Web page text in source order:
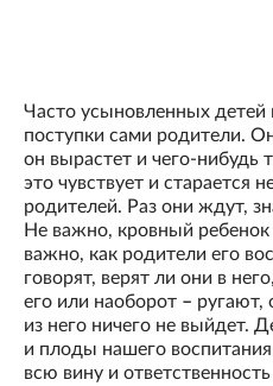
Часто усыновленных
поступки сами родители.
он вырастет и чего-нибудь
это чувствует и старается
родителей. Раз они ждут,
Не важно, кровный
важно, как родители его
говорят, верят ли они в
его или наоборот – ругают,
из него ничего не выйдет.
и плоды нашего
всю вину и